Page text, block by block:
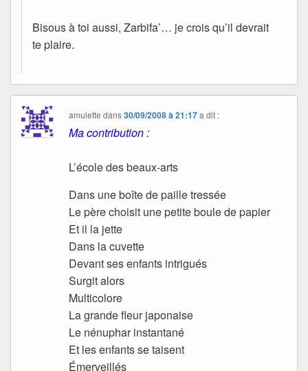
Bisous à toi aussi, Zarbifa’… je crois qu’il devrait
te plaire.
amulette dans30/09/2008 à 21:17 a dit :
Ma contribution :
L’école des beaux-arts
Dans une boîte de paille tressée
Le père choisit une petite boule de papier
Et il la jette
Dans la cuvette
Devant ses enfants intrigués
Surgit alors
Multicolore
La grande fleur japonaise
Le nénuphar instantané
Et les enfants se taisent
Émerveillés